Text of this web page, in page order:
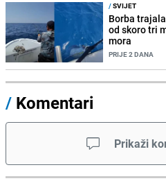
/SVIJET
Borba
od skoro tri
mora
PRIJE 2 DANA
/ Komentari
Prikaži